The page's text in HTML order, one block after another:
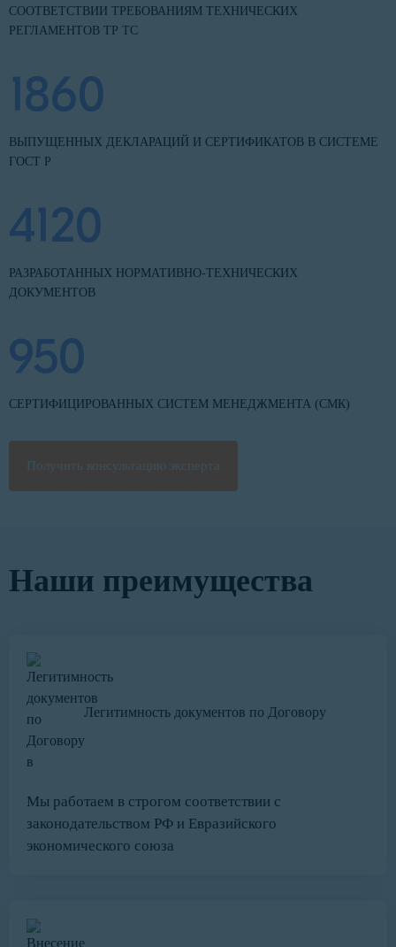
СООТВЕТСТВИИ ТРЕБОВАНИЯМ ТЕХНИЧЕСКИХ
РЕГЛАМЕНТОВ ТР ТС
1860
ВЫПУЩЕННЫХ ДЕКЛАРАЦИЙ И СЕРТИФИКАТОВ В СИСТЕМЕ
ГОСТ Р
4120
РАЗРАБОТАННЫХ НОРМАТИВНО-ТЕХНИЧЕСКИХ
ДОКУМЕНТОВ
950
СЕРТИФИЦИРОВАННЫХ СИСТЕМ МЕНЕДЖМЕНТА (СМК)
Получить консультацию эксперта
Наши преимущества
Легитимность документов по Договору
Мы работаем в строгом соответствии с
законодательством РФ и Евразийского
экономического союза